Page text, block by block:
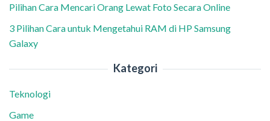
Pilihan Cara Mencari Orang Lewat Foto Secara Online
3 Pilihan Cara untuk Mengetahui RAM di HP Samsung
Galaxy
Kategori
Teknologi
Game